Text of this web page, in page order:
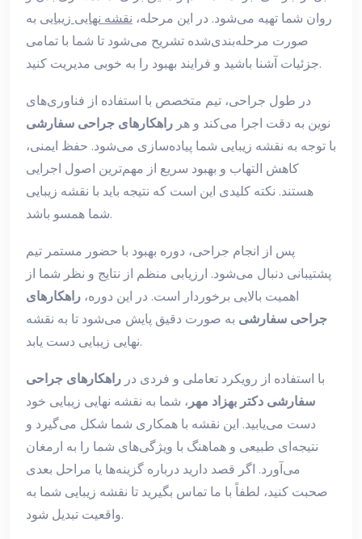
روان شما تهیه می‌شود. در این مرحله، نقشه نهایی زیبایی به
صورت مرحله‌بندی‌شده تشریح می‌شود تا شما با تمامی
جزئیات آشنا باشید و فرایند بهبود را به خوبی مدیریت کنید.
در طول جراحی، تیم متخصص با استفاده از فناوری‌های
نوین به دقت اجرا می‌کند و هر راهکارهای جراحی سفارشی
با توجه به نقشه زیبایی شما پیاده‌سازی می‌شود. حفظ ایمنی،
کاهش التهاب و بهبود سریع از مهم‌ترین اصول اجرایی
هستند. نکته کلیدی این است که نتیجه باید با نقشه زیبایی
شما همسو باشد.
پس از انجام جراحی، دوره بهبود با حضور مستمر تیم
پشتیبانی دنبال می‌شود. ارزیابی منظم از نتایج و نظر شما از
اهمیت بالایی برخوردار است. در این دوره، راهکارهای
جراحی سفارشی به صورت دقیق پایش می‌شود تا به نقشه
نهایی زیبایی دست یابد.
با استفاده از رویکرد تعاملی و فردی در راهکارهای جراحی
سفارشی دکتر بهزاد مهر ، شما به نقشه نهایی زیبایی خود
دست می‌یابید. این نقشه با همکاری شما شکل می‌گیرد و
نتیجه‌ای طبیعی و هماهنگ با ویژگی‌های شما را به ارمغان
می‌آورد. اگر قصد دارید درباره گزینه‌ها یا مراحل بعدی
صحبت کنید، لطفاً با ما تماس بگیرید تا نقشه زیبایی شما به
واقعیت تبدیل شود.